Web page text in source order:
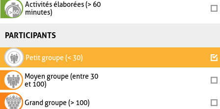
Activités élaborées (> 60
minutes)
PARTICIPANTS
Petit groupe (< 30)
Moyen groupe (entre 30
et 100)
Grand groupe (> 100)